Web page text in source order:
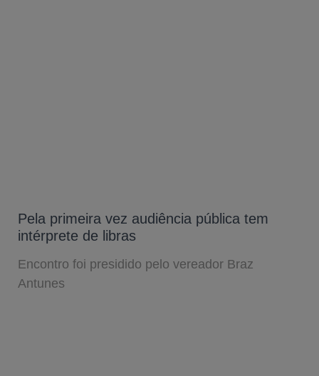
Pela primeira vez audiência pública tem
intérprete de libras
Encontro foi presidido pelo vereador Braz
Antunes